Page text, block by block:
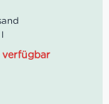
Fleisch,
und würzigen
verfügbar